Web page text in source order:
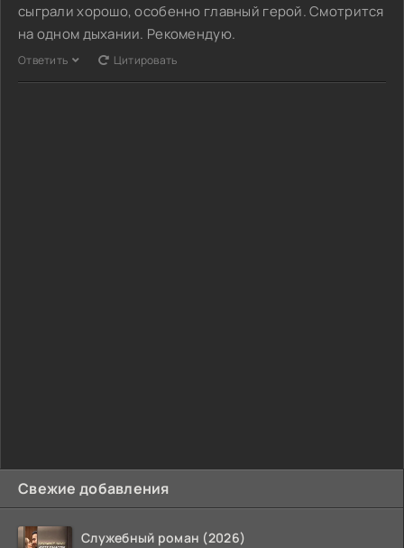
Свежие добавления
Служебный роман (2026)
сыграли хорошо, особенно главный герой. Смотрится
на одном дыхании. Рекомендую.
Ответить Цитировать